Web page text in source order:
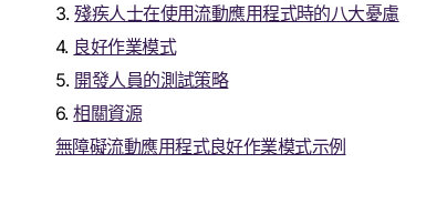
3.殘疾人士在使用流動應用程式時的八大憂慮
4. 良好作業模式
5. 開發人員的測試策略
6.相關資源
無障礙流動應用程式良好作業模式示例